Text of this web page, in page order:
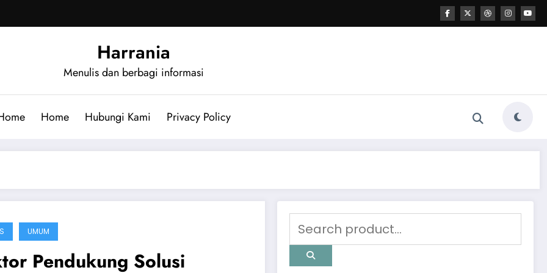
Harrania
Menulis dan berbagi informasi
Home Hubungi Kami Privacy Policy
UMUM
Pendukung Solusi